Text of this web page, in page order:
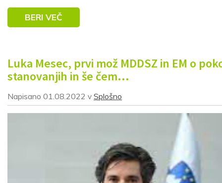
BERI VEČ
Luka Mesec, prvi mož MDDSZ in EM o
stanovanjih in še čem…
Napisano 01.08.2022 v Splošno